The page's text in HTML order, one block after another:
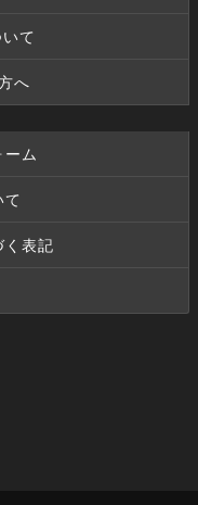
て
へ
ム
く表記